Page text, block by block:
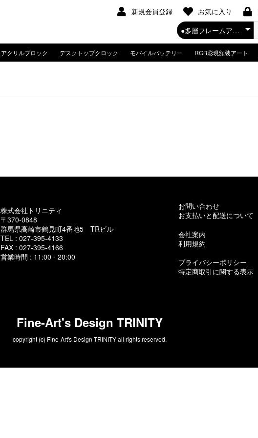
新規会員登録 お気に入り
アクリルブロック デスクトップクロック モバイルバッテリー RGB彩現額装アート
株式会社トリニティ
〒370-0848
群馬県高崎市鶴見町4番地5 TRビル
TEL : 027-395-4133
FAX : 027-395-4166
営業時間 : 11:00 - 20:00
お問い合わせ
お支払いと配送について
会社案内
利用規約
プライバシーポリシー
特定商取引に関する表示
Fine-Art's Design TRINITY
copyright (c) Fine-Art's Design TRINITY all rights reserved.